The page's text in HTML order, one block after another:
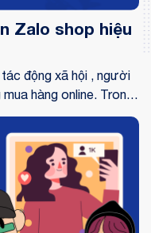
Zalo shop hiệu
động xã hội , người
hàng online. Trong
tại Việt Nam rất được
đã quyết định dùng
có những thắc mắc
như thế nào? Hãy
hỏi trên trong bài viết